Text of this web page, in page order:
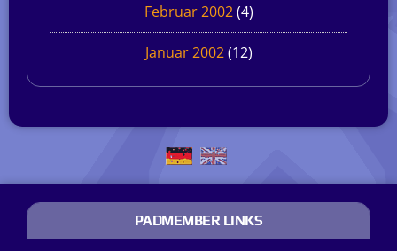
Februar 2002(4)
Januar 2002(12)
PADMEMBER LINKS